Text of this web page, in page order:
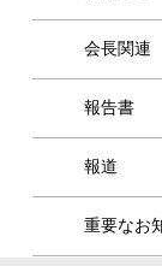
会長関連
報告書
報道
重要なお